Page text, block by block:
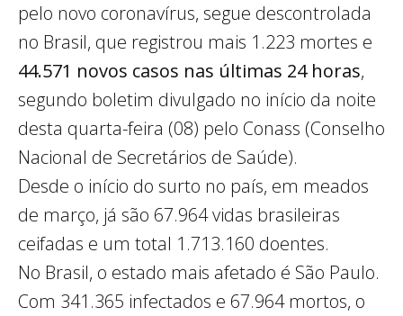
pelo novo coronavírus, segue descontrolada
no Brasil, que registrou mais 1.223 mortes e
44.571 novos casos nas últimas 24 horas,
segundo boletim divulgado no início da noite
desta quarta-feira (08) pelo Conass (Conselho
Nacional de Secretários de Saúde).
Desde o início do surto no país, em meados
de março, já são 67.964 vidas brasileiras
ceifadas e um total 1.713.160 doentes.
No Brasil, o estado mais afetado é São Paulo.
Com 341.365 infectados e 67.964 mortos, o